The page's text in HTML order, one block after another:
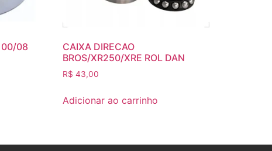
00/08
CAIXA DIRECAO
BROS/XR250/XRE ROL DAN
R$ 43,00
Adicionar ao carrinho